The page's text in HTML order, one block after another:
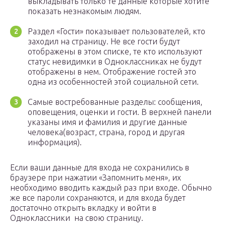
показать незнакомым людям.
Раздел «Гости» показывает пользователей, кто
заходил на страницу. Не все гости будут
отображены в этом списке, те кто используют
статус невидимки в Одноклассниках не будут
отображены в нем. Отображение гостей это
одна из особенностей этой социальной сети.
Самые востребованные разделы: сообщения,
оповещения, оценки и гости. В верхней панели
указаны имя и фамилия и другие данные
человека(возраст, страна, город и другая
информация).
Если ваши данные для входа не сохранились в
браузере при нажатии «Запомнить меня», их
необходимо вводить каждый раз при входе. Обычно
же все пароли сохраняются, и для входа будет
достаточно открыть вкладку и войти в
Одноклассники на свою страницу.